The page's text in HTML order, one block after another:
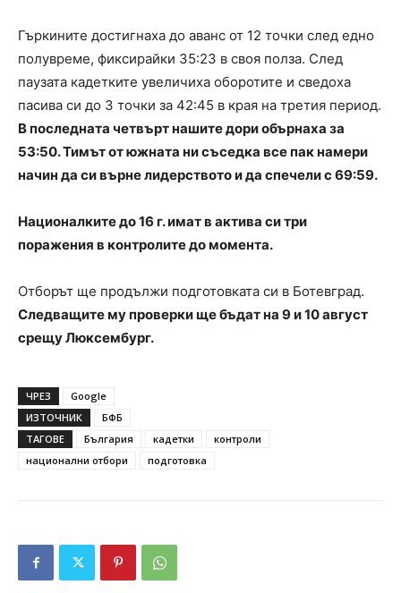
Гъркините достигнаха до аванс от 12 точки след едно
полувреме, фиксирайки 35:23 в своя полза. След
паузата кадетките увеличиха оборотите и сведоха
пасива си до 3 точки за 42:45 в края на третия период.
В последната четвърт нашите дори обърнаха за
53:50. Тимът от южната ни съседка все пак намери
начин да си върне лидерството и да спечели с 69:59.
Националките до 16 г. имат в актива си три
поражения в контролите до момента.
Отборът ще продължи подготовката си в Ботевград.
Следващите му проверки ще бъдат на 9 и 10 август
срещу Люксембург.
ЧРЕЗ
Google
ИЗТОЧНИК
БФБ
ТАГОВЕ
България кадетки
контроли
национални отбори
подготовка